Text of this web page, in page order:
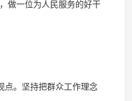
做一位为人民服务的好干
点。坚持把群众工作理念